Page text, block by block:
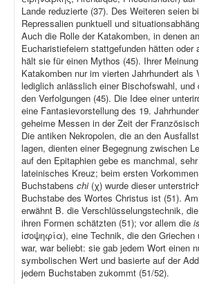
Lande reduzierte (37). Des Weiteren seien
Repressalien punktuell und
Auch die Rolle der Katakomben, in denen
Eucharistiefeiern stattgefunden hätten oder
hält sie für einen Mythos (45). Ihrer
Katakomben nur im vierten Jahrhundert als
lediglich anlässlich einer Bischofswahl, und
den Verfolgungen (45). Die Idee einer
eine Fantasievorstellung des 19.
geheime Messen in der Zeit der
Die antiken Nekropolen, die an den
lagen, dienten einer Begegnung zwischen
auf den Epitaphien gebe es manchmal,
lateinisches Kreuz; beim ersten
Buchstabens chi (χ) wurde dieser
Buchstabe des Wortes Christus ist (51).
erwähnt B. die Verschlüsselungstechnik,
ihren Formen schätzten (51); vor allem die
ἰσοψηφία), eine Technik, die den Griechen
war, war beliebt: sie gab jedem Wort einen
symbolischen Wert und basierte auf der
jedem Buchstaben zukommt (51/52).